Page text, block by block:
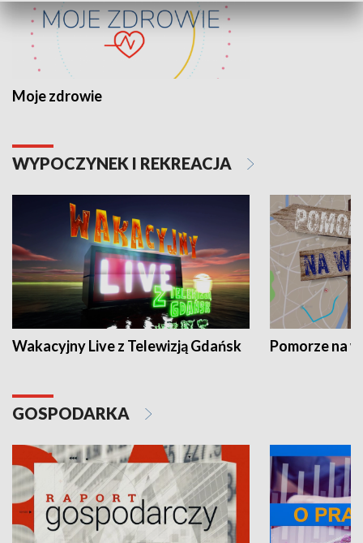
Moje zdrowie
WYPOCZYNEK I REKREACJA
Wakacyjny Live z Telewizją Gdańsk Pomorze na
GOSPODARKA